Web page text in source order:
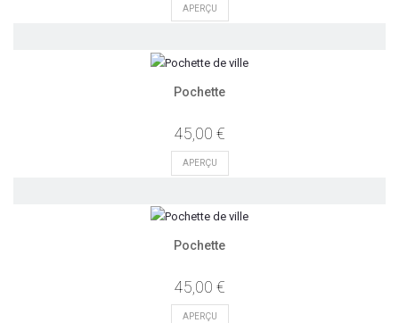
APERÇU
Pochette
45,00 €
APERÇU
Pochette
45,00 €
APERÇU